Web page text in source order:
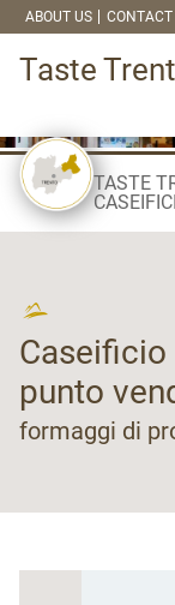
ABOUT US CONTACT
Taste
TASTE
punto
formaggi di